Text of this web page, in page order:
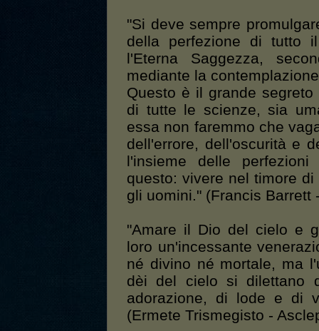
"Si deve sempre
della perfezione di tutto
l'Eterna Saggezza,
mediante la
Questo è il grande
di tutte le scienze, sia
essa non faremmo che
dell'errore, dell'oscurità e
l'insieme delle
questo: vivere nel timore
gli uomini." (Francis Barrett
"Amare il Dio del cielo e
loro un'incessante
né divino né mortale, ma
dèi del cielo si dilettano
adorazione, di lode e di
(Ermete Trismegisto -